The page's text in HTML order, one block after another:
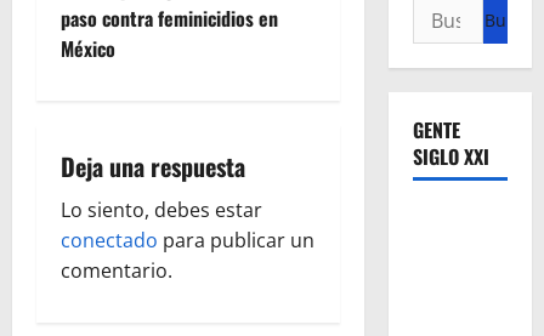
g
c
i
ó
paso contra feminicidios en
México
Deja una respuesta
Lo siento, debes estar
conectado para publicar un
comentario.
Buscar:
GENTE
SIGLO XXI